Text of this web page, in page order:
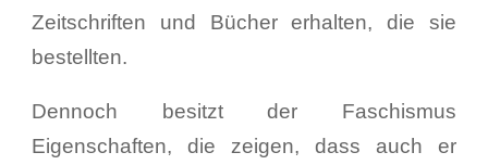
Zeitschriften und Bücher erhalten, die sie
bestellten.
Dennoch besitzt der Faschismus
Eigenschaften, die zeigen, dass auch er